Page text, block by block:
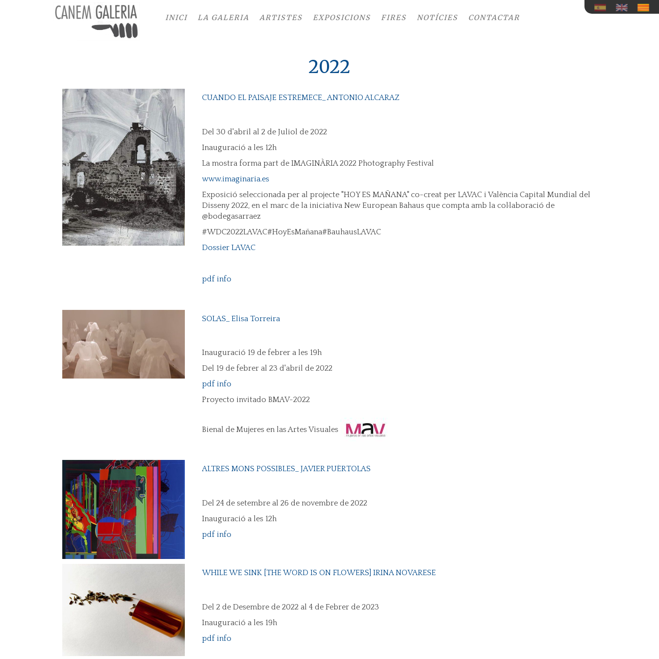
INICI LA GALERIA ARTISTES EXPOSICIONS FIRES NOTÍCIES CONTACTAR
2022
CUANDO EL PAISAJE ESTREMECE_ ANTONIO ALCARAZ
Del 30 d'abril al 2 de Juliol de 2022
Inauguració a les 12h
La mostra forma part de IMAGINÀRIA 2022 Photography Festival
www.imaginaria.es
Exposició seleccionada per al projecte "HOY ES MAÑANA" co-creat per LAVAC i València Capital Mundial del
Disseny 2022, en el marc de la iniciativa New European Bahaus que compta amb la col·laboració de
@bodegasarraez
#WDC2022LAVAC#HoyEsMañana#BauhausLAVAC
Dossier LAVAC
pdf info
SOLAS_ Elisa Torreira
Inauguració 19 de febrer a les 19h
Del 19 de febrer al 23 d'abril de 2022
pdf info
Proyecto invitado BMAV-2022
Bienal de Mujeres en las Artes Visuales
ALTRES MONS POSSIBLES_ JAVIER PUÉRTOLAS
Del 24 de setembre al 26 de novembre de 2022
Inauguració a les 12h
pdf info
WHILE WE SINK [THE WORD IS ON FLOWERS] IRINA NOVARESE
Del 2 de Desembre de 2022 al 4 de Febrer de 2023
Inauguració a les 19h
pdf info